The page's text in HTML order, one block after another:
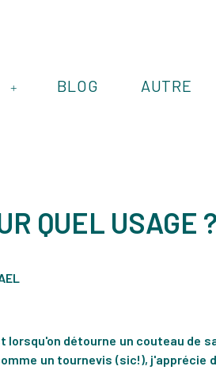
+ BLOG AUTRE
QUEL USAGE ?
lorsqu'on détourne un couteau de
un tournevis (sic!), j'apprécie